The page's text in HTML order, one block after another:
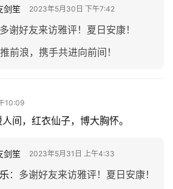
剑笙 2023年5月30日 下午7:42
多谢好友来访雅评！夏日安康！
前浪，携手共进向前间！
10:09
间，红衣仙子，博大胸怀。
剑笙 2023年5月31日 上午4:33
： 多谢好友来访雅评！夏日安康！